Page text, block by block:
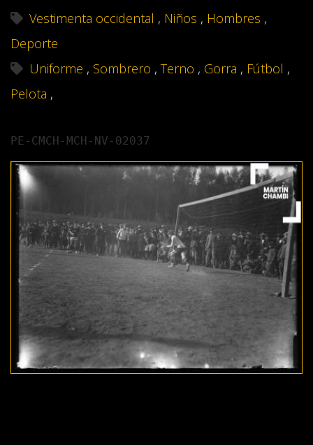
Vestimenta occidental , Niños , Hombres ,
Deporte
Uniforme , Sombrero , Terno , Gorra , Fútbol ,
Pelota ,
PE-CMCH-MCH-NV-02037